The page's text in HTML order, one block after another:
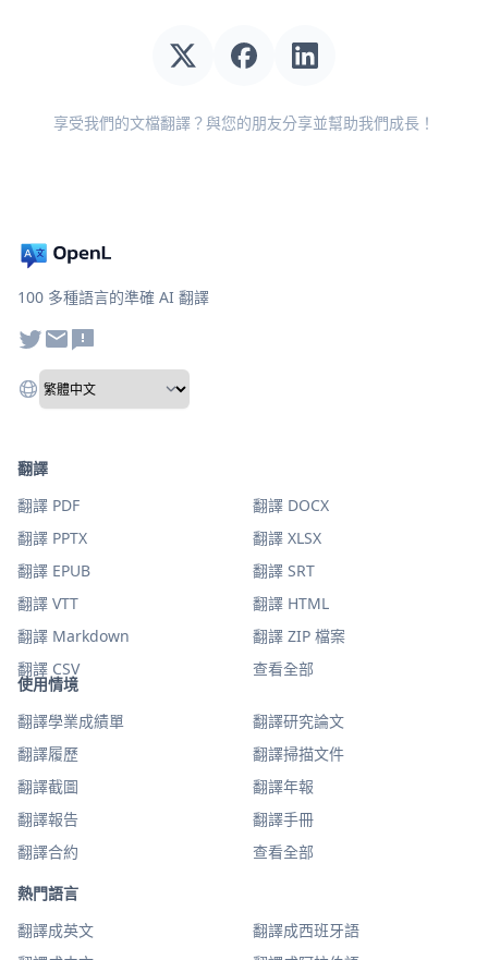
享受我們的文檔翻譯？與您的朋友分享並幫助我們成長！
100 多種語言的準確 AI 翻譯
使用情境
翻譯學業成績單
翻譯研究論文
翻譯履歷
翻譯掃描文件
翻譯截圖
翻譯年報
翻譯報告
翻譯手冊
翻譯合約
查看全部
熱門語言
翻譯成英文
翻譯成西班牙語
翻譯
翻譯 PDF
翻譯 DOCX
翻譯 PPTX
翻譯 XLSX
翻譯 EPUB
翻譯 SRT
翻譯 VTT
翻譯 HTML
翻譯 Markdown
翻譯 ZIP 檔案
翻譯 CSV
查看全部